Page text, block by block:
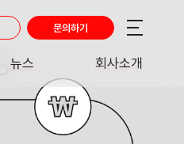
뉴스
NEWS
회사소개
문의하기